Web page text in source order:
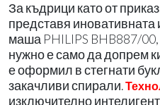
За къдрици като от
представя иновативната
маша PHILIPS BHB887/00,
нужно е само да допрем
е оформил в стегнати
закачливи спирали.
изключително